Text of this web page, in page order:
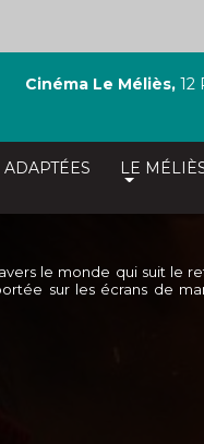
LE
Cinéma Le Méliès, 12
le monde qui suit le
sur les écrans de